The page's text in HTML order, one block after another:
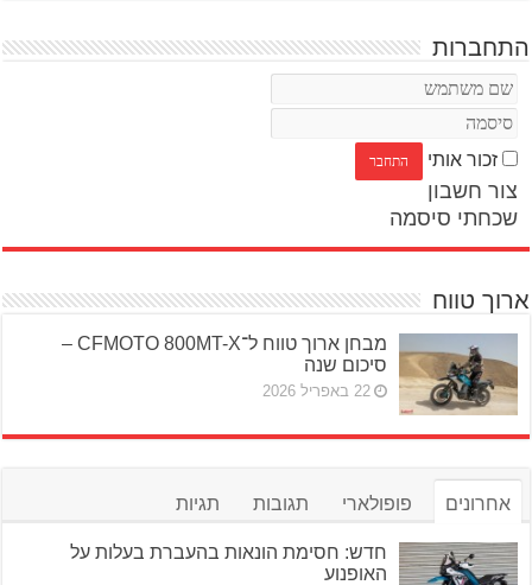
התחברות
זכור אותי
צור חשבון
שכחתי סיסמה
ארוך טווח
מבחן ארוך טווח ל־CFMOTO 800MT-X –
סיכום שנה
22 באפריל 2026
אחרונים פופולארי תגובות תגיות
חדש: חסימת הונאות בהעברת בעלות על
האופנוע